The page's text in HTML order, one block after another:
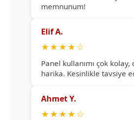
memnunum!
Elif A.
★★★★☆
Panel kullanımı çok kolay,
harika. Kesinlikle tavsiye
Ahmet Y.
★★★★☆